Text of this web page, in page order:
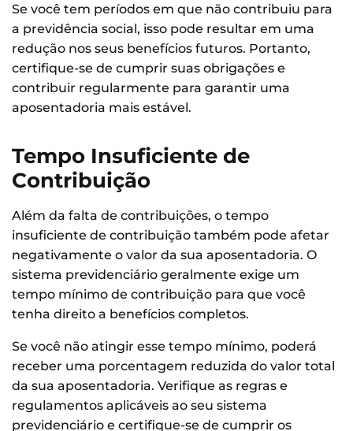
Se você tem períodos em que não contribuiu para
a previdência social, isso pode resultar em uma
redução nos seus benefícios futuros. Portanto,
certifique-se de cumprir suas obrigações e
contribuir regularmente para garantir uma
aposentadoria mais estável.
Tempo Insuficiente de
Contribuição
Além da falta de contribuições, o tempo
insuficiente de contribuição também pode afetar
negativamente o valor da sua aposentadoria. O
sistema previdenciário geralmente exige um
tempo mínimo de contribuição para que você
tenha direito a benefícios completos.
Se você não atingir esse tempo mínimo, poderá
receber uma porcentagem reduzida do valor total
da sua aposentadoria. Verifique as regras e
regulamentos aplicáveis ao seu sistema
previdenciário e certifique-se de cumprir os